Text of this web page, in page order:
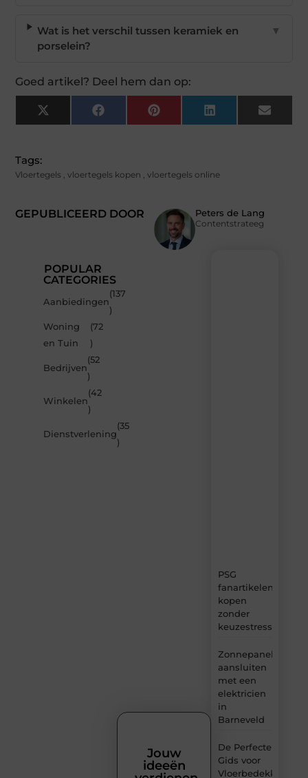
Wat is het verschil tussen keramiek en
porselein?
▼
Goed artikel? Deel hem dan op:
X
(Twitter)
FacebookPinterest LinkedIn Email
GEPUBLICEERD DOOR Peters de Lang
Contentstrateeg
Tags:
Vloertegels ,vloertegels kopen ,vloertegels online
POPULAR
CATEGORIES
Aanbiedingen
(137
)
Woning
en Tuin
(72
)
Bedrijven
(52
)
Winkelen
(42
)
Dienstverlening
(35
)
PSG
fanartikelen
kopen
zonder
keuzestress
Zonnepanelen
aansluiten
met een
elektricien
in
Barneveld
De Perfecte
Gids voor
Vloerbedekking
Jouw
ideeën